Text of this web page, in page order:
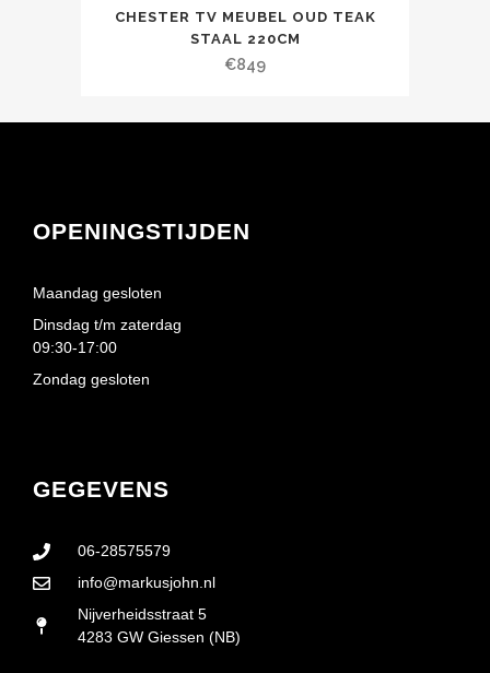
CHESTER TV MEUBEL OUD TEAK
STAAL 220CM
€849
GEGEVENS
06-28575579
info@markusjohn.nl
Nijverheidsstraat 5
4283 GW Giessen (NB)
OPENINGSTIJDEN
Maandag gesloten
Dinsdag t/m zaterdag
09:30-17:00
Zondag gesloten